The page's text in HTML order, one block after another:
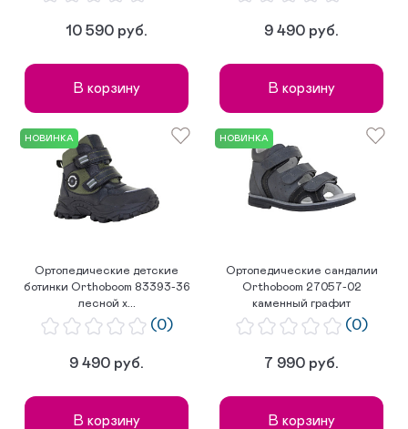
10 590 руб.
В корзину
9 490 руб.
В корзину
НОВИНКА
Ортопедические детские
ботинки Orthoboom 83393-36
лесной х...
(0)
9 490 руб.
В корзину
НОВИНКА
Ортопедические сандалии
Orthoboom 27057-02
каменный графит
(0)
7 990 руб.
В корзину